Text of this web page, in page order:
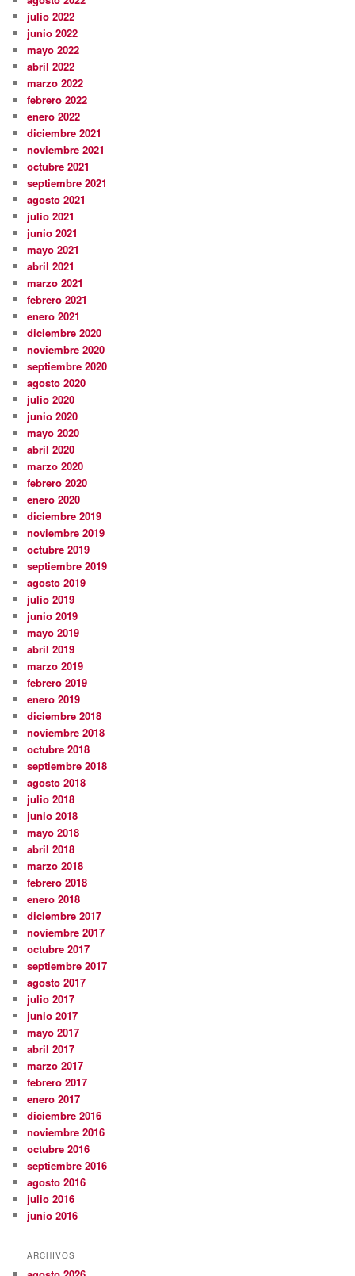
julio 2022
junio 2022
mayo 2022
abril 2022
marzo 2022
febrero 2022
enero 2022
diciembre 2021
noviembre 2021
octubre 2021
septiembre 2021
agosto 2021
julio 2021
junio 2021
mayo 2021
abril 2021
marzo 2021
febrero 2021
enero 2021
diciembre 2020
noviembre 2020
septiembre 2020
agosto 2020
julio 2020
junio 2020
mayo 2020
abril 2020
marzo 2020
febrero 2020
enero 2020
diciembre 2019
noviembre 2019
octubre 2019
septiembre 2019
agosto 2019
julio 2019
junio 2019
mayo 2019
abril 2019
marzo 2019
febrero 2019
enero 2019
diciembre 2018
noviembre 2018
octubre 2018
septiembre 2018
agosto 2018
julio 2018
junio 2018
mayo 2018
abril 2018
marzo 2018
febrero 2018
enero 2018
diciembre 2017
noviembre 2017
octubre 2017
septiembre 2017
agosto 2017
julio 2017
junio 2017
mayo 2017
abril 2017
marzo 2017
febrero 2017
enero 2017
diciembre 2016
noviembre 2016
octubre 2016
septiembre 2016
agosto 2016
julio 2016
junio 2016
ARCHIVOS